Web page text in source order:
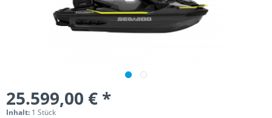
25.599,00 € *
Inhalt: 1 Stück